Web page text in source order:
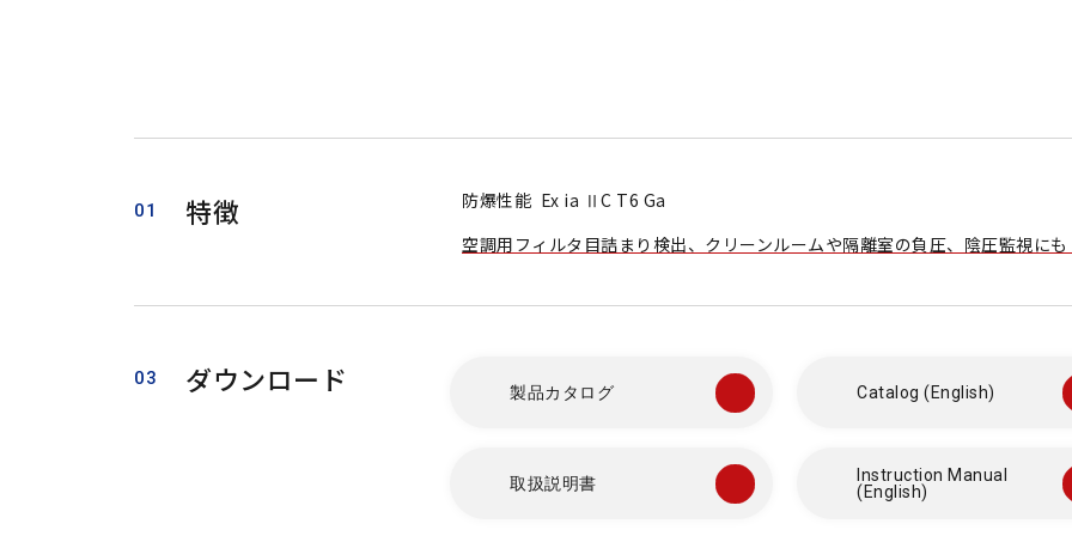
ホーム
製品情報
当社
01 特徴
防爆性能 Ex ia ⅡC T6 Ga
空調用フィルタ目詰まり検出、クリーンルームや隔離室の負圧、陰圧監視にも
03 ダウンロード 製品カタログ Catalog (English)
取扱説明書
Instruction Manual
(English)